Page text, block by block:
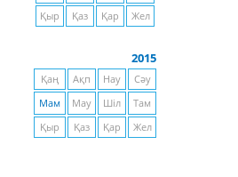
Қыр
Қаз Қар Жел
2015
Қаң Ақп Нау
Сәу
Мам
Мау Шіл
Там
Қыр
Қаз Қар Жел